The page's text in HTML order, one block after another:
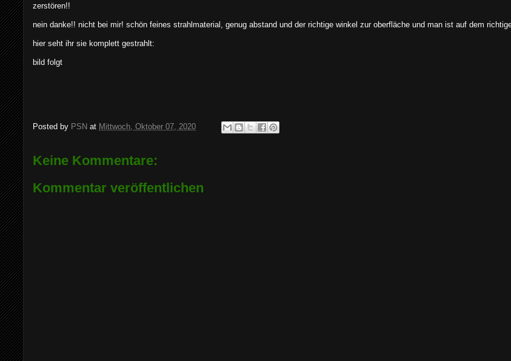
zerstören!!
nein danke!! nicht bei mir! schön feines strahlmaterial, genug abstand und der richtige winkel zur oberfläche und man ist auf dem
hier seht ihr sie komplett gestrahlt:
bild folgt
Posted by PSN at Mittwoch, Oktober 07, 2020
Keine Kommentare:
Kommentar veröffentlichen